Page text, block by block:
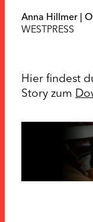
Anna Hillmer |
WESTPRESS
Hier findest
Story zum